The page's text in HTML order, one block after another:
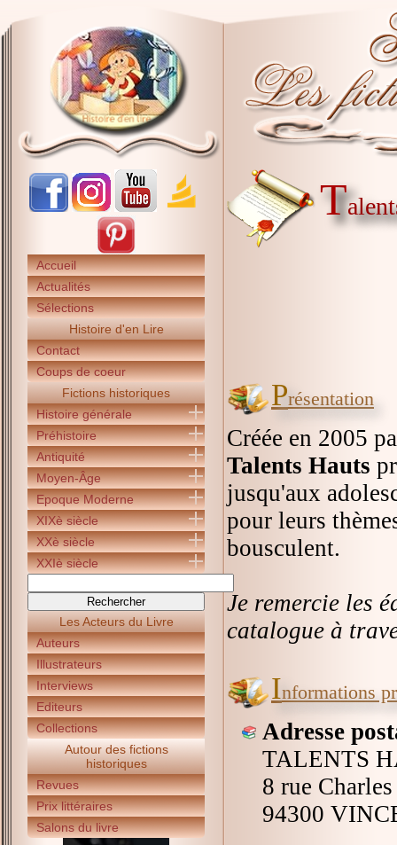
Accueil
Actualités
Sélections
Histoire d'en Lire
Contact
Coups de coeur
Fictions historiques
Histoire générale
Préhistoire
Antiquité
Moyen-Âge
Epoque Moderne
XIXè siècle
XXè siècle
XXIè siècle
Les Acteurs du Livre
Auteurs
Illustrateurs
Interviews
Editeurs
Collections
Autour des fictions
historiques
Revues
Prix littéraires
Salons du livre
T
Présentation
Créée en 2005
Talents Hauts
jusqu'aux
pour leurs
bousculent.
Je remercie les
catalogue à
Informations
Adresse
TALENTS
8 rue
94300